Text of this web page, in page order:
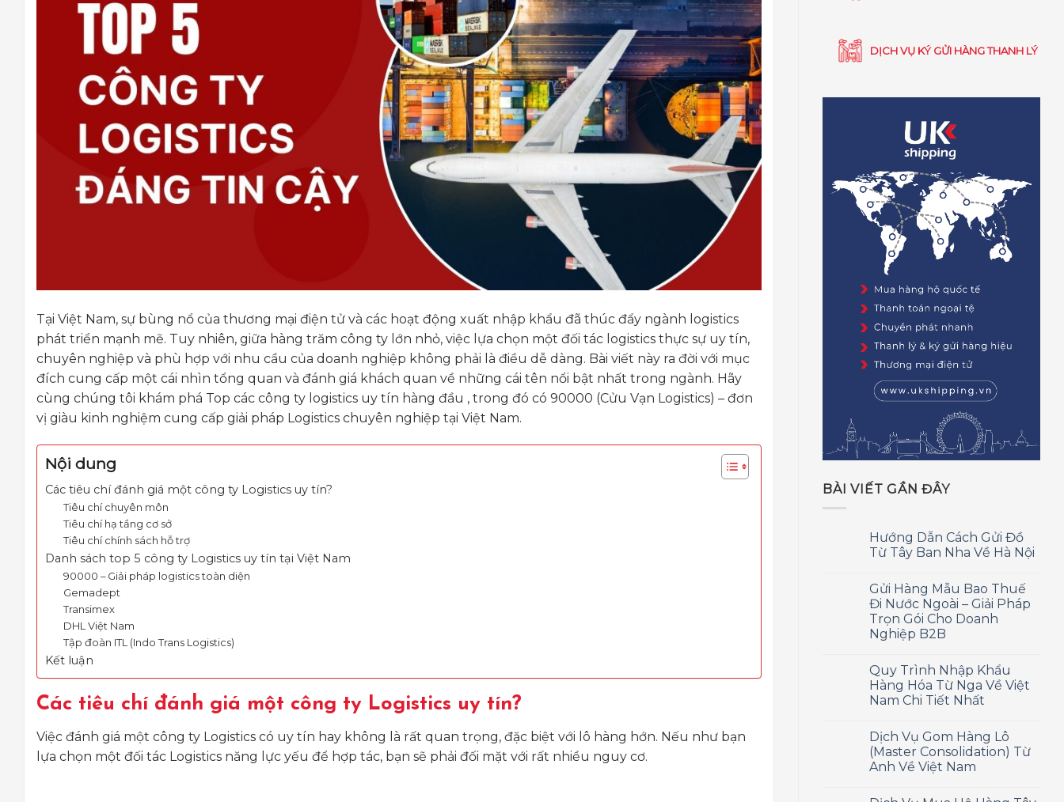
Tại Việt Nam, sự bùng nổ của thương mại điện tử và các hoạt động xuất nhập khẩu đã thúc đẩy ngành logistics
phát triển mạnh mẽ. Tuy nhiên, giữa hàng trăm công ty lớn nhỏ, việc lựa chọn một đối tác logistics thực sự uy tín,
chuyên nghiệp và phù hợp với nhu cầu của doanh nghiệp không phải là điều dễ dàng. Bài viết này ra đời với mục
đích cung cấp một cái nhìn tổng quan và đánh giá khách quan về những cái tên nổi bật nhất trong ngành. Hãy
cùng chúng tôi khám phá Top các công ty logistics uy tín hàng đầu , trong đó có 90000 (Cửu Vạn Logistics) – đơn
vị giàu kinh nghiệm cung cấp giải pháp Logistics chuyên nghiệp tại Việt Nam.
Nội dung
Các tiêu chí đánh giá một công ty Logistics uy tín?
Tiêu chí chuyên môn
Tiêu chí hạ tầng cơ sở
Tiêu chí chính sách hỗ trợ
Danh sách top 5 công ty Logistics uy tín tại Việt Nam
90000 – Giải pháp logistics toàn diện
Gemadept
Transimex
DHL Việt Nam
Tập đoàn ITL (Indo Trans Logistics)
Kết luận
Các tiêu chí đánh giá một công ty Logistics uy tín?
Việc đánh giá một công ty Logistics có uy tín hay không là rất quan trọng, đặc biệt với lô hàng hớn. Nếu như bạn
lựa chọn một đối tác Logistics năng lực yếu để hợp tác, bạn sẽ phải đối mặt với rất nhiều nguy cơ.
DỊCH VỤ KÝ GỬI HÀNG THANH LÝ
BÀI VIẾT GẦN ĐÂY
Hướng Dẫn Cách Gửi Đồ
Từ Tây Ban Nha Về Hà Nội
Gửi Hàng Mẫu Bao Thuế
Đi Nước Ngoài – Giải Pháp
Trọn Gói Cho Doanh
Nghiệp B2B
Quy Trình Nhập Khẩu
Hàng Hóa Từ Nga Về Việt
Nam Chi Tiết Nhất
Dịch Vụ Gom Hàng Lô
(Master Consolidation) Từ
Anh Về Việt Nam